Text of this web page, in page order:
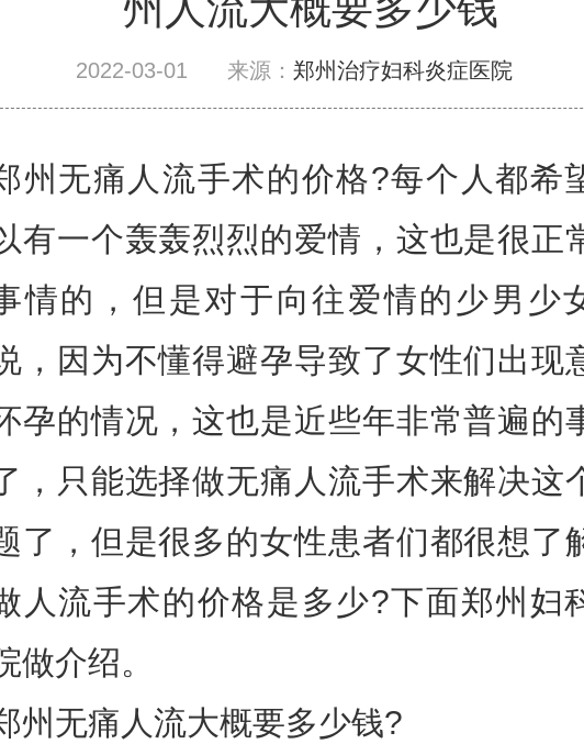
2022-03-01 来源： 郑州治疗妇科炎症医院
州无痛人流手术的价格?每个人都希
有一个轰轰烈烈的爱情，这也是很正
情的，但是对于向往爱情的少男少
，因为不懂得避孕导致了女性们出现
孕的情况，这也是近些年非常普遍的
，只能选择做无痛人流手术来解决这
了，但是很多的女性患者们都很想了
人流手术的价格是多少?下面郑州妇
做介绍。
州无痛人流大概要多少钱?